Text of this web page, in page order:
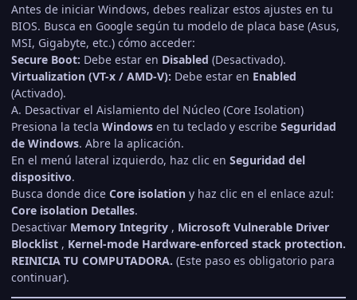
Antes de iniciar Windows, debes realizar estos ajustes en tu
BIOS. Busca en Google según tu modelo de placa base (Asus,
MSI, Gigabyte, etc.) cómo acceder:
Secure Boot: Debe estar en Disabled (Desactivado).
Virtualization (VT-x / AMD-V): Debe estar en Enabled
(Activado).
A. Desactivar el Aislamiento del Núcleo (Core Isolation)
Presiona la tecla Windows en tu teclado y escribe Seguridad
de Windows. Abre la aplicación.
En el menú lateral izquierdo, haz clic en Seguridad del
dispositivo.
Busca donde dice Core isolation y haz clic en el enlace azul:
Core isolation Detalles.
Desactivar Memory Integrity , Microsoft Vulnerable Driver
Blocklist , Kernel-mode Hardware-enforced stack protection.
REINICIA TU COMPUTADORA. (Este paso es obligatorio para
continuar).